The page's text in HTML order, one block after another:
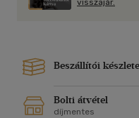
visszajár.
Beszállítói
Bolti átvétel
díjmentes